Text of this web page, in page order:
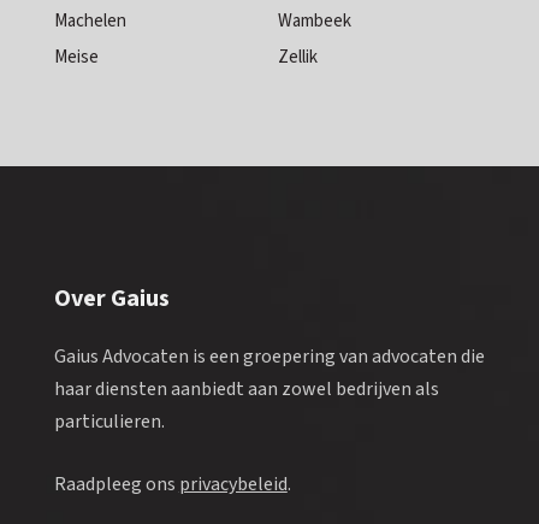
Machelen
Meise
Wambeek
Zellik
Over Gaius
Gaius Advocaten is een groepering van advocaten die
haar diensten aanbiedt aan zowel bedrijven als
particulieren.
Raadpleeg ons privacybeleid.